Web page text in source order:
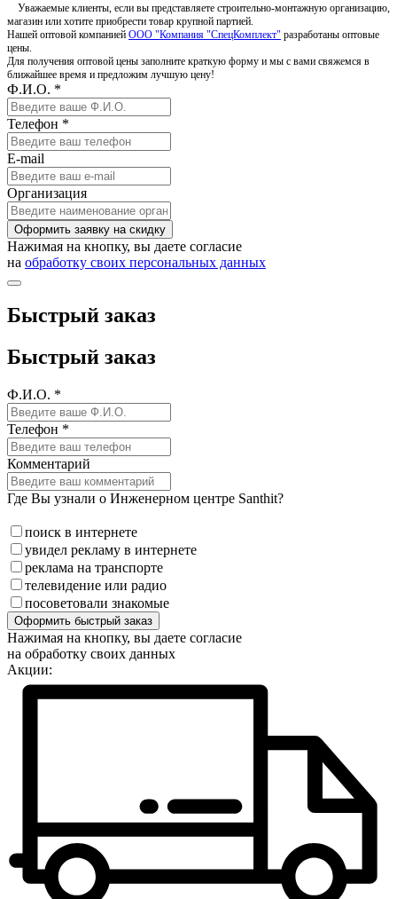
Уважаемые клиенты, если вы представляете строительно-монтажную организацию,
магазин или хотите приобрести товар крупной партией.
Нашей оптовой компанией ООО "Компания "СпецКомплект" разработаны оптовые
цены.
Для получения оптовой цены заполните краткую форму и мы с вами свяжемся в
ближайшее время и предложим лучшую цену!
Ф.И.О. *
Телефон *
E-mail
Организация
Оформить заявку на скидку
Нажимая на кнопку, вы даете согласие
на обработку своих персональных данных
Быстрый заказ
Быстрый заказ
Ф.И.О. *
Телефон *
Комментарий
Где Вы узнали о Инженерном центре Santhit?
поиск в интернете
увидел рекламу в интернете
реклама на транспорте
телевидение или радио
посоветовали знакомые
Оформить быстрый заказ
Нажимая на кнопку, вы даете согласие
на обработку своих данных
Акции: